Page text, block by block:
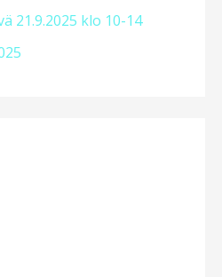
21.9.2025 klo 10-14